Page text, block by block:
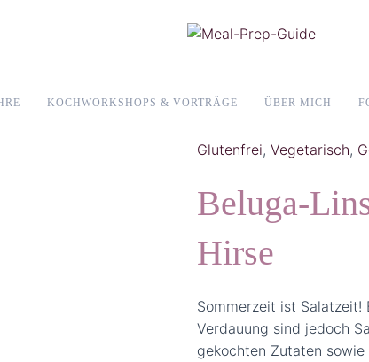
KOCHWORKSHOPS & VORTRÄGE ÜBER MICH
Glutenfrei, Vegetarisch,
Beluga-
Hirse
Sommerzeit ist Salatzeit!
Verdauung sind jedoch
gekochten Zutaten